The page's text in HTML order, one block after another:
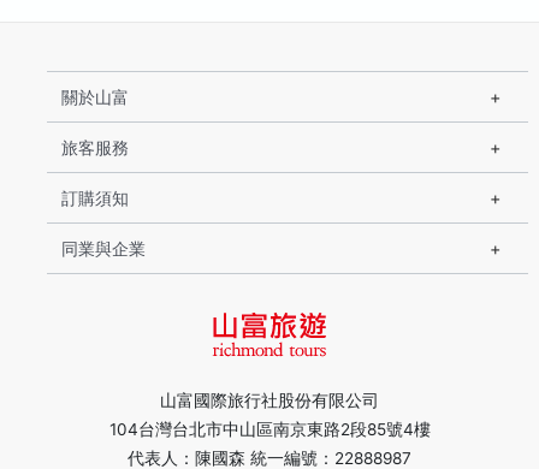
山富國際旅行社股份有限公司
104台灣台北市中山區南京東路2段85號4樓
代表人：陳國森 統一編號：22888987
關於山富
旅客服務
訂購須知
同業與企業